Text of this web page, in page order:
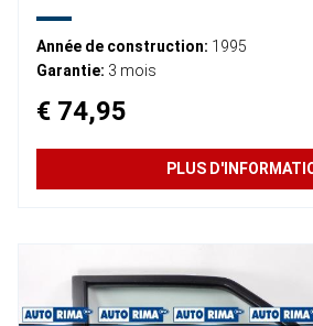
Année de construction: 1995
Garantie: 3 mois
€ 74,95
PLUS